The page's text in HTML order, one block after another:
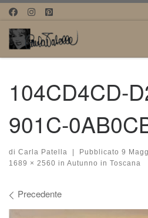
Passa al contenuto
104CD4CD-
901C-
di Carla Patella Pubblicato 9
1689 × 2560 in Autunno in Toscana
Navigazione
Precedente